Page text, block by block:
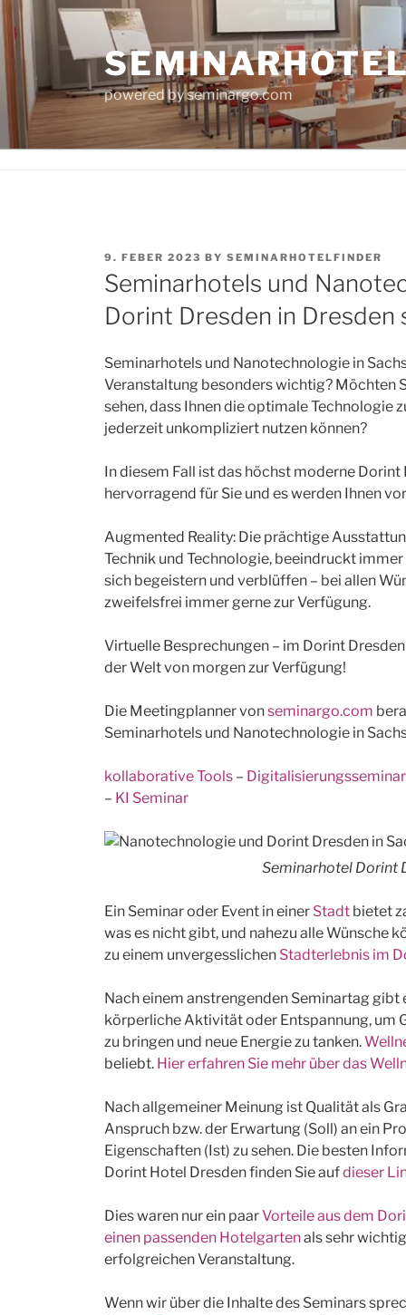
Skip
to
content
powered by seminargo.com
POSTED
ON
9. FEBER 2023 BYSEMINARHOTELFINDER
Seminarhotels und
Dorint Dresden in
Seminarhotels und Nanotechnologie in
Veranstaltung besonders wichtig? Möchten
sehen, dass Ihnen die optimale Technologie
jederzeit unkompliziert nutzen können?
In diesem Fall ist das höchst moderne
hervorragend für Sie und es werden Ihnen
Augmented Reality: Die prächtige
Technik und Technologie, beeindruckt
sich begeistern und verblüffen – bei allen
zweifelsfrei immer gerne zur Verfügung.
Virtuelle Besprechungen – im Dorint
der Welt von morgen zur Verfügung!
Die Meetingplanner vonseminargo.com
Seminarhotels und Nanotechnologie in
kollaborative Tools – Digitalisierungsseminar
– KI Seminar
Seminarhotel Dorint
Ein Seminar oder Event in einer Stadt bietet
was es nicht gibt, und nahezu alle Wünsche
zu einem unvergesslichen Stadterlebnis im
Nach einem anstrengenden Seminartag gibt
körperliche Aktivität oder Entspannung, um
zu bringen und neue Energie zu tanken.
beliebt. Hier erfahren Sie mehr über das
Nach allgemeiner Meinung ist Qualität als
Anspruch bzw. der Erwartung (Soll) an ein
Eigenschaften (Ist) zu sehen. Die besten
Dorint Hotel Dresden finden Sie aufdieser
Dies waren nur ein paarVorteile aus dem
einen passenden Hotelgartenals sehr
erfolgreichen Veranstaltung.
Wenn wir über die Inhalte des Seminars